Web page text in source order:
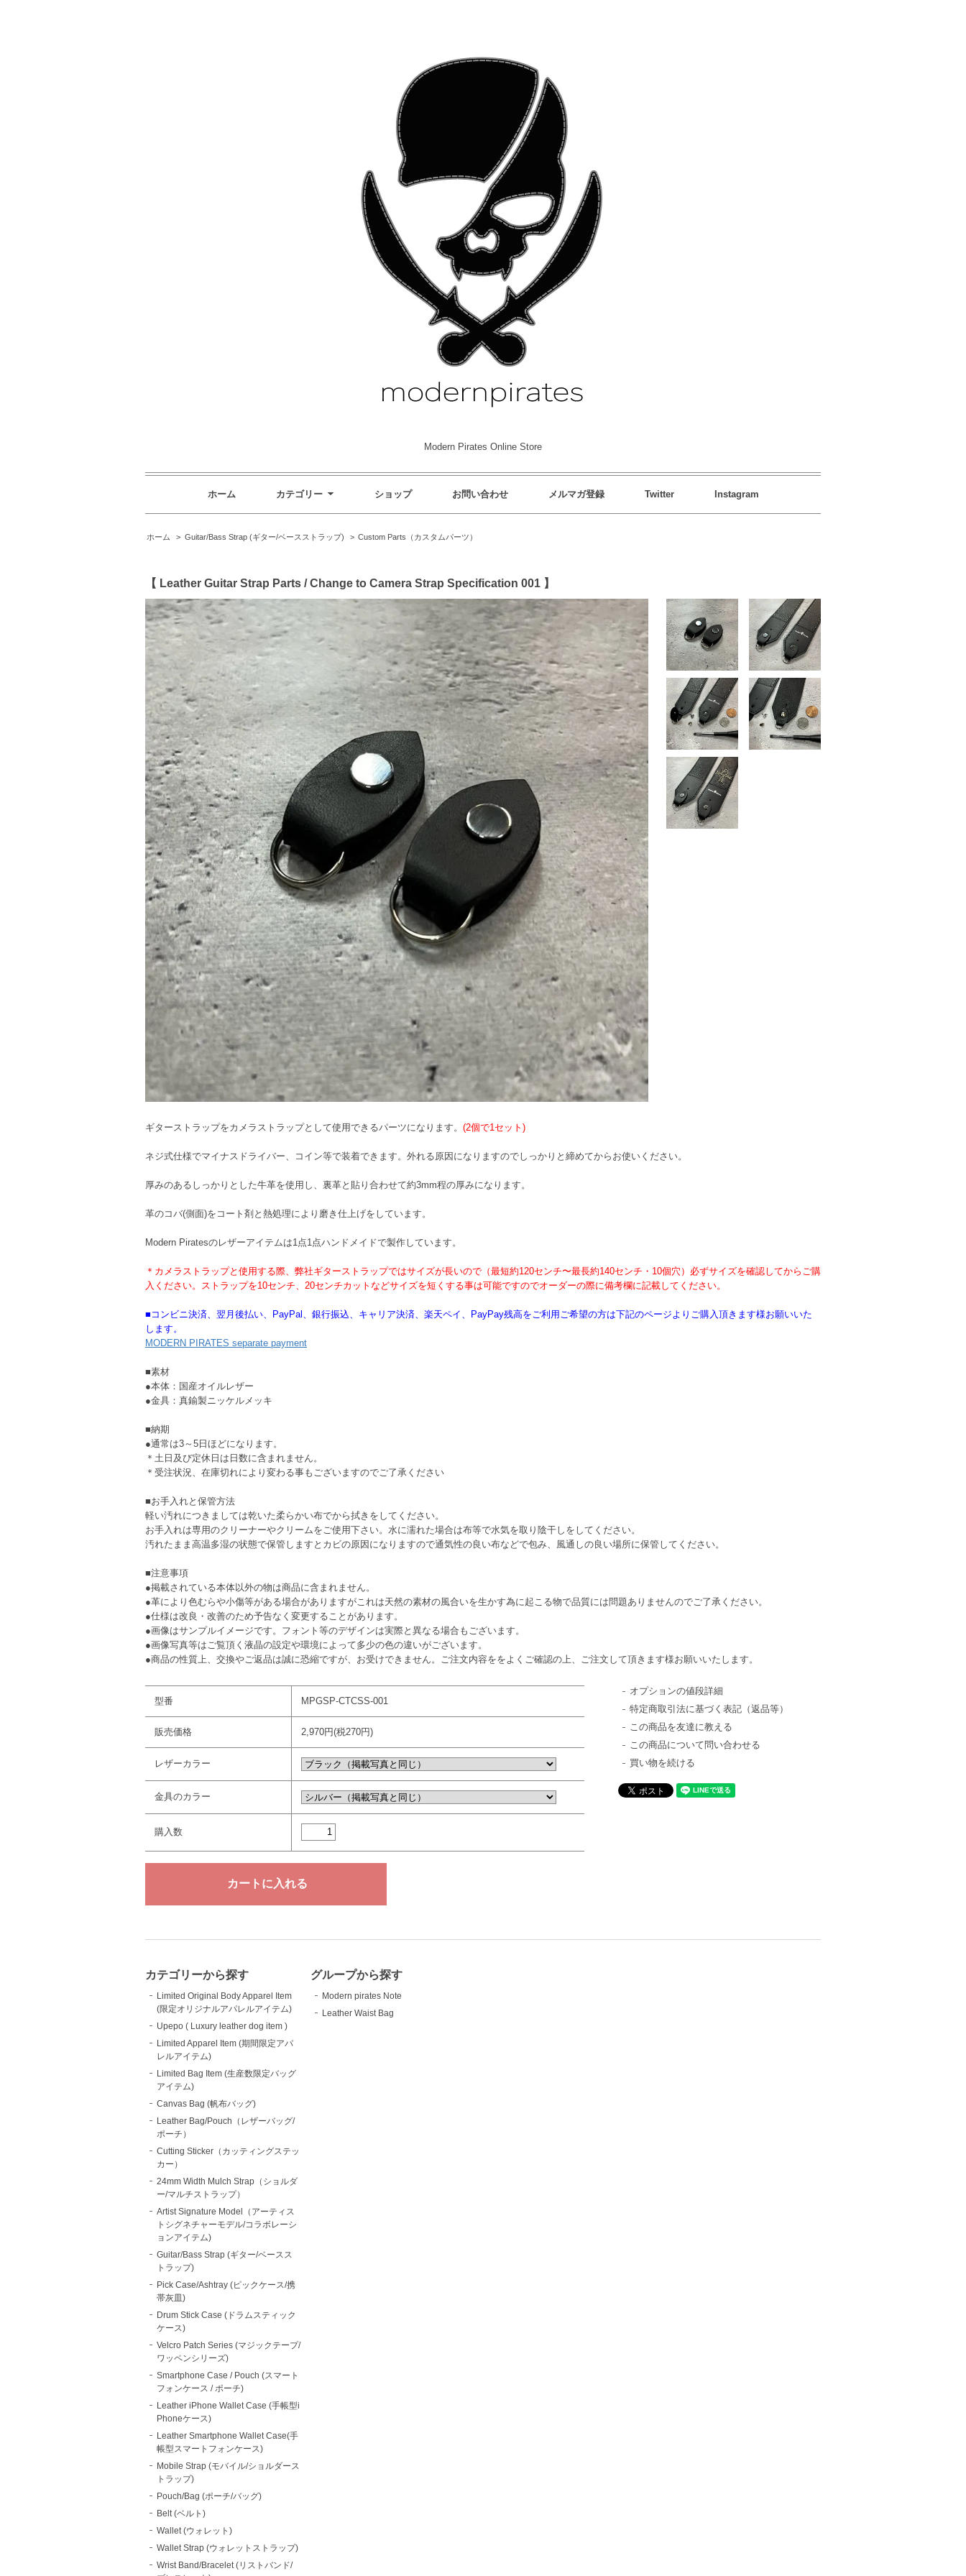
Modern Pirates Online Store
ホーム カテゴリー ショップ お問い合わせ メルマガ登録 Twitter Instagram
ホーム > Guitar/Bass Strap (ギター/ベースストラップ) > Custom Parts（カスタムパーツ）
【 Leather Guitar Strap Parts / Change to Camera Strap Specification 001 】
ギターストラップをカメラストラップとして使用できるパーツになります。 (2個で1セット)
ネジ式仕様でマイナスドライバー、コイン等で装着できます。外れる原因になりますのでしっかりと締めてからお使いください。
厚みのあるしっかりとした牛革を使用し、裏革と貼り合わせて約3mm程の厚みになります。
革のコバ(側面)をコート剤と熱処理により磨き仕上げをしています。
Modern Piratesのレザーアイテムは1点1点ハンドメイドで製作しています。
＊カメラストラップと使用する際、弊社ギターストラップではサイズが長いので（最短約120センチ〜最長約140センチ・10個穴）必ずサイズを確認してからご購
入ください。ストラップを10センチ、20センチカットなどサイズを短くする事は可能ですのでオーダーの際に備考欄に記載してください。
■コンビニ決済、翌月後払い、PayPal、銀行振込、キャリア決済、楽天ペイ、PayPay残高をご利用ご希望の方は下記のページよりご購入頂きます様お願いいた
します。
MODERN PIRATES separate payment
■素材
●本体：国産オイルレザー
●金具：真鍮製ニッケルメッキ
■納期
●通常は3～5日ほどになります。
＊土日及び定休日は日数に含まれません。
＊受注状況、在庫切れにより変わる事もございますのでご了承ください
■お手入れと保管方法
軽い汚れにつきましては乾いた柔らかい布でから拭きをしてください。
お手入れは専用のクリーナーやクリームをご使用下さい。水に濡れた場合は布等で水気を取り陰干しをしてください。
汚れたまま高温多湿の状態で保管しますとカビの原因になりますので通気性の良い布などで包み、風通しの良い場所に保管してください。
■注意事項
●掲載されている本体以外の物は商品に含まれません。
●革により色むらや小傷等がある場合がありますがこれは天然の素材の風合いを生かす為に起こる物で品質には問題ありませんのでご了承ください。
●仕様は改良・改善のため予告なく変更することがあります。
●画像はサンプルイメージです。フォント等のデザインは実際と異なる場合もございます。
●画像写真等はご覧頂く液晶の設定や環境によって多少の色の違いがございます。
●商品の性質上、交換やご返品は誠に恐縮ですが、お受けできません。ご注文内容ををよくご確認の上、ご注文して頂きます様お願いいたします。
型番 MPGSP-CTCSS-001
販売価格 2,970円(税270円)
レザーカラー
金具のカラー
購入数
オプションの値段詳細
特定商取引法に基づく表記（返品等）
この商品を友達に教える
この商品について問い合わせる
買い物を続ける
カテゴリーから探す
Limited Original Body Apparel Item
(限定オリジナルアパレルアイテム)
Upepo ( Luxury leather dog item )
Limited Apparel Item (期間限定アパ
レルアイテム)
Limited Bag Item (生産数限定バッグ
アイテム)
Canvas Bag (帆布バッグ)
Leather Bag/Pouch（レザーバッグ/
ポーチ）
Cutting Sticker（カッティングステッ
カー）
24mm Width Mulch Strap（ショルダ
ー/マルチストラップ）
Artist Signature Model（アーティス
トシグネチャーモデル/コラボレーシ
ョンアイテム)
Guitar/Bass Strap (ギター/ベースス
トラップ)
Pick Case/Ashtray (ピックケース/携
帯灰皿)
Drum Stick Case (ドラムスティック
ケース)
Velcro Patch Series (マジックテープ/
ワッペンシリーズ)
Smartphone Case / Pouch (スマート
フォンケース / ポーチ)
Leather iPhone Wallet Case (手帳型i
Phoneケース)
Leather Smartphone Wallet Case(手
帳型スマートフォンケース)
Mobile Strap (モバイル/ショルダース
トラップ)
Pouch/Bag (ポーチ/バッグ)
Belt (ベルト)
Wallet (ウォレット)
Wallet Strap (ウォレットストラップ)
Wrist Band/Bracelet (リストバンド/
グループから探す
Modern pirates Note
Leather Waist Bag